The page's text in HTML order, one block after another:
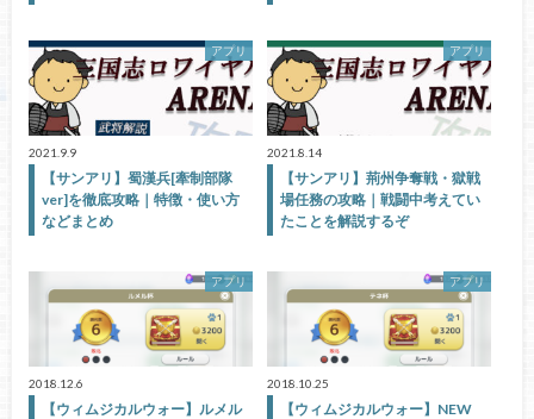
アプリ
2021.9.9
【サンアリ】蜀漢兵[牽制部隊
ver]を徹底攻略｜特徴・使い方
などまとめ
アプリ
2021.8.14
【サンアリ】荊州争奪戦・獄戦
場任務の攻略｜戦闘中考えてい
たことを解説するぞ
アプリ
2018.12.6
【ウィムジカルウォー】ルメル
アプリ
2018.10.25
【ウィムジカルウォー】NEW